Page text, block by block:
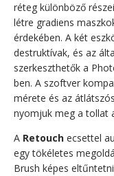
réteg különböző
létre gradiens
érdekében. A két
destruktívak, és az
szerkeszthetők a
ben. A szoftver
mérete és az
nyomjuk meg a tollat
A Retouch ecsettel
egy tökéletes
Brush képes